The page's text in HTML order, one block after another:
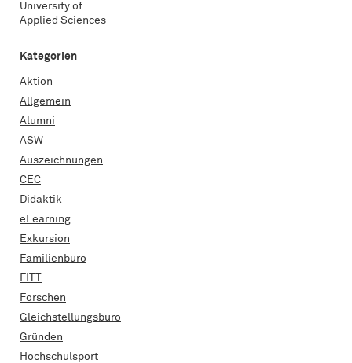
University of
Applied Sciences
Kategorien
Aktion
Allgemein
Alumni
ASW
Auszeichnungen
CEC
Didaktik
eLearning
Exkursion
Familienbüro
FITT
Forschen
Gleichstellungsbüro
Gründen
Hochschulsport